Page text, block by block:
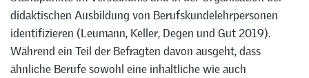
didaktischen Ausbildung von Berufskundelehrpersonen
identifizieren (Leumann, Keller, Degen und Gut 2019).
Während ein Teil der Befragten davon ausgeht, dass
ähnliche Berufe sowohl eine inhaltliche wie auch